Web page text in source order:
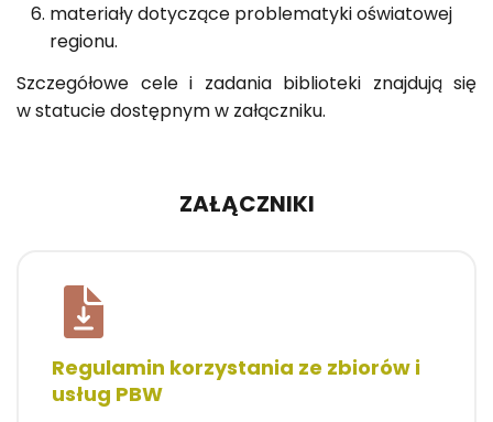
materiały dotyczące problematyki oświatowej
regionu.
Szcze­gó­ło­we cele i za­da­nia bi­blio­te­ki znaj­du­ją się
w sta­tu­cie do­stęp­nym w za­łącz­ni­ku.
ZAŁĄCZNIKI
Regulamin korzystania ze zbiorów i
usług PBW